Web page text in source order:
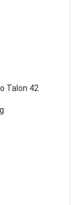
Talon 42